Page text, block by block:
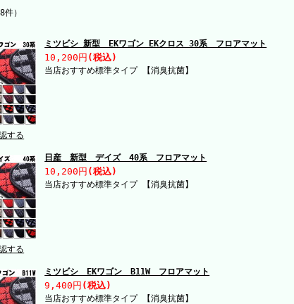
）
する
ミツビシ 新型 EKワゴン EKクロス 30系 フロアマット
10,200円 (税込)
当店おすすめ標準タイプ 【消臭抗菌】
する
日産 新型 デイズ 40系 フロアマット
10,200円 (税込)
当店おすすめ標準タイプ 【消臭抗菌】
ミツビシ EKワゴン B11W フロアマット
9,400円 (税込)
当店おすすめ標準タイプ 【消臭抗菌】